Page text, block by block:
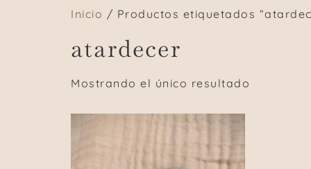
Inicio / Productos etiquetados
atardecer
Mostrando el único resultado